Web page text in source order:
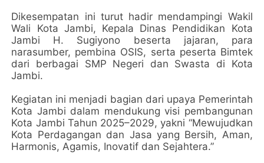
Dikesempatan ini turut hadir mendampingi Wakil
Wali Kota Jambi, Kepala Dinas Pendidikan Kota
Jambi H. Sugiyono beserta jajaran, para
narasumber, pembina OSIS, serta peserta Bimtek
dari berbagai SMP Negeri dan Swasta di Kota
Jambi.
Kegiatan ini menjadi bagian dari upaya Pemerintah
Kota Jambi dalam mendukung visi pembangunan
Kota Jambi Tahun 2025–2029, yakni “Mewujudkan
Kota Perdagangan dan Jasa yang Bersih, Aman,
Harmonis, Agamis, Inovatif dan Sejahtera.”